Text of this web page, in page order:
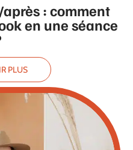
: comment
en une séance
PLUS